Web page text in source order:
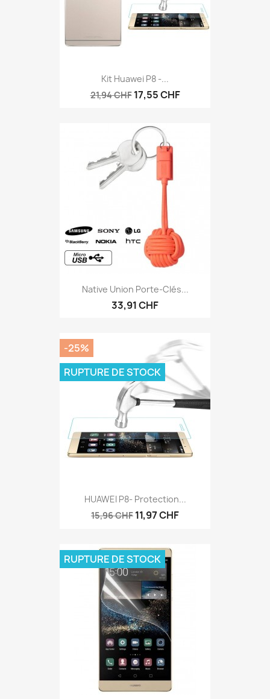
Kit Huawei P8 -...
21,94 CHF 17,55 CHF
Native Union Porte-Clés...
33,91 CHF
HUAWEI P8- Protection...
15,96 CHF 11,97 CHF
-25%
RUPTURE DE STOCK
RUPTURE DE STOCK